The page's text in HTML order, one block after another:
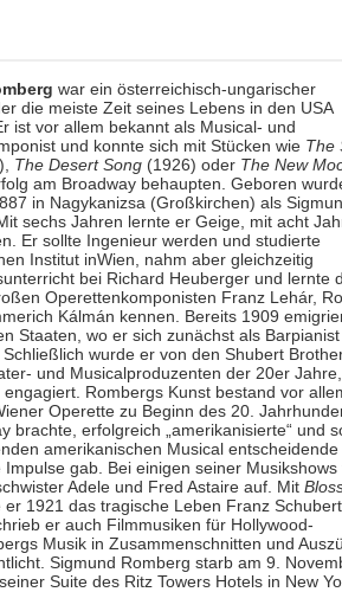
war ein österreichisch-ungarischer
die meiste Zeit seines Lebens in den USA
ist vor allem bekannt als Musical- und
und konnte sich mit Stücken wie The
The Desert Song(1926) oder The New
am Broadway behaupten. Geboren
in Nagykanizsa (Großkirchen) als
sechs Jahren lernte er Geige, mit acht
Er sollte Ingenieur werden und studierte
Institut inWien, nahm aber gleichzeitig
bei Richard Heuberger und lernte
Operettenkomponisten Franz Lehár,
Kálmán kennen. Bereits 1909
Staaten, wo er sich zunächst als Barpianist
wurde er von den Shubert
und Musicalproduzenten der 20er Jahre,
Rombergs Kunst bestand vor
Operette zu Beginn des 20.
brachte, erfolgreich „amerikanisierte“ und
amerikanischen Musical entscheidende
Impulse gab. Bei einigen seiner Musikshows
Adele und Fred Astaire auf. Mit
1921 das tragische Leben Franz
er auch Filmmusiken für Hollywood-
Musik in Zusammenschnitten und
Sigmund Romberg starb am 9.
Suite des Ritz Towers Hotels in New